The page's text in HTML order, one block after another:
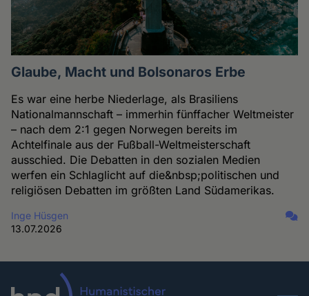
Glaube, Macht und Bolsonaros Erbe
Es war eine herbe Niederlage, als Brasiliens
Nationalmannschaft – immerhin fünffacher Weltmeister
– nach dem 2:1 gegen Norwegen bereits im
Achtelfinale aus der Fußball-Weltmeisterschaft
ausschied. Die Debatten in den sozialen Medien
werfen ein Schlaglicht auf die&nbsp;politischen und
religiösen Debatten im größten Land Südamerikas.
Inge Hüsgen
13.07.2026